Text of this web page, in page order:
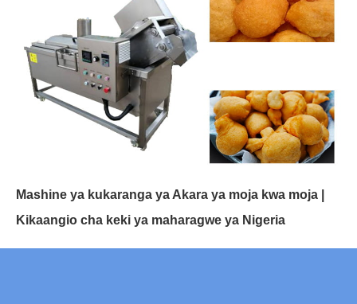
Mashine ya kukaranga ya Akara ya moja kwa moja |
Kikaangio cha keki ya maharagwe ya Nigeria